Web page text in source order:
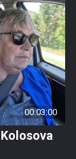
00:03:00